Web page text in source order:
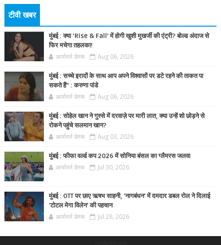
टीवी खबर
मुंबई : क्या ‘Rise & Fall’ में होगी खुशी मुखर्जी की एंट्री? बोल्ड अंदाज से
फिर मचेगा तहलका!
आर्यावर्त डेस्क Aug 06, 2026
मुंबई : सच्चे इरादों के साथ आप अपने विश्वासों पर डटे रहने की ताकत पा
सकते हैं” : करुणा पांडे
आर्यावर्त डेस्क Aug 06, 2026
मुंबई : सोहेल खान ने गुस्से में दरवाज़े पर मारी लात, क्या उन्हें शो छोड़ने से
रोकने पहुंचे सलमान खान?
आर्यावर्त डेस्क Aug 03, 2026
मुंबई : फीफा वर्ल्ड कप 2026 में सोनिया बंसल का ग्लैमरस जलवा
आर्यावर्त डेस्क Jul 30, 2026
मुंबई : OTT पर छाए ऋषभ साहनी, 'नागबंधन' में दमदार डबल रोल ने दिलाई
'टोटल मेगा विलेन' की पहचान
आर्यावर्त डेस्क Jul 28, 2026